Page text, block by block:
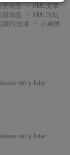
类地图
XML文章
地图
XML论坛
码|技术
小弟博
retry later
retry later